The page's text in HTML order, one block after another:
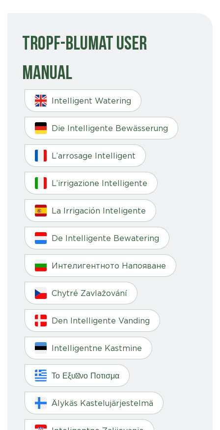
Tropf-Blumat User
Manual
Intelligent Watering
Die Intelligente Bewässerung
L’arrosage Intelligent
L’irrigazione Intelligente
La Irrigación Inteligente
De Intelligente Bewatering
Интелигентното Напояване
Chytré Zavlažování
Den Intelligente Vanding
Intelligentne Kastmine
Το Εξυπνο Ποτισμα
Älykäs Kastelujärjestelmä